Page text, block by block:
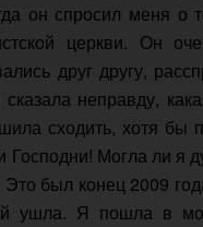
он спросил меня о
церкви. Он
друг другу,
неправду,
сходить, хотя бы
Могла ли я
был конец 2009
ушла. Я пошла в